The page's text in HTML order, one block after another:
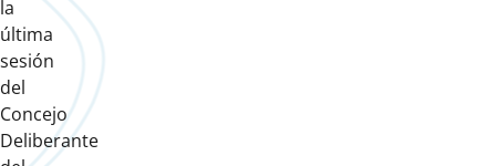
la
última
sesión
del
Concejo
Deliberante